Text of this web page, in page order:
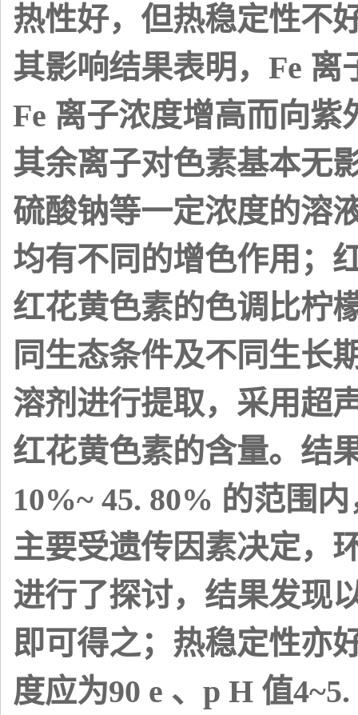
热性好，但热稳定性不
其影响结果表明，Fe
Fe 离子浓度增高而向
其余离子对色素基本无
硫酸钠等一定浓度的溶
均有不同的增色作用；
红花黄色素的色调比柠
同生态条件及不同生长
溶剂进行提取，采用超
红花黄色素的含量。结
10%~ 45. 80% 的范围
主要受遗传因素决定，
进行了探讨，结果发现
即可得之；热稳定性亦
度应为90 e 、p H 值